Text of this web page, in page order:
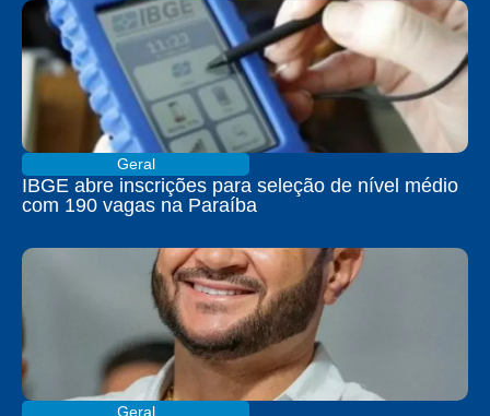
Geral
IBGE abre inscrições para seleção de nível médio
com 190 vagas na Paraíba
Geral